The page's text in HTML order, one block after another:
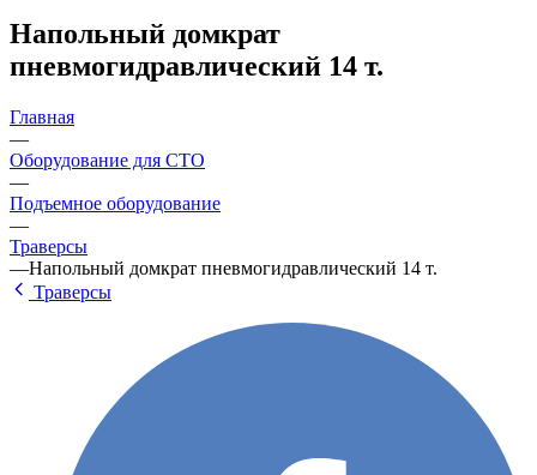
Напольный домкрат
пневмогидравлический 14 т.
Главная
—
Оборудование для СТО
—
Подъемное оборудование
—
Траверсы
—Напольный домкрат пневмогидравлический 14 т.
Траверсы